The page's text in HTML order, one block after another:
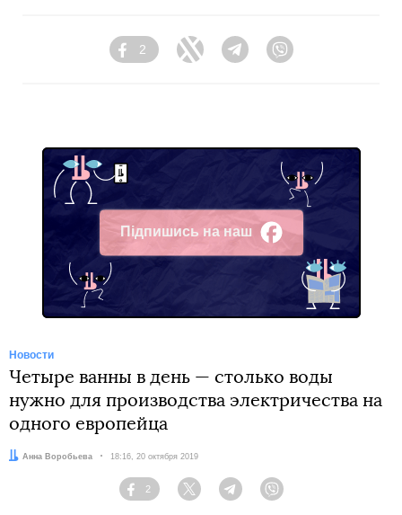
Facebook
2
Twitter TelegramViber
Підпишись на наш
Facebook
Новости
Четыре ванны в день — столько воды
нужно для производства электричества на
одного европейца
Автор:
Анна Воробьева Дата:
18:16, 20 октября 2019
Facebook
2
Twitter TelegramViber